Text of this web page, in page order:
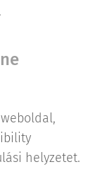
weboldal,
helyzetet.